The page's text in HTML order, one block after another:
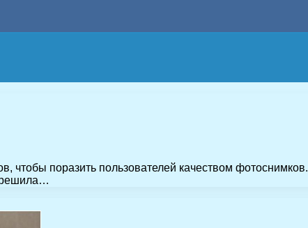
чтобы поразить пользователей качеством
решила…